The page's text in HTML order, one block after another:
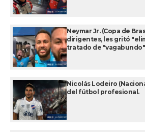
Neymar Jr. (Copa de
dirigentes, les gritó
tratado de
Nicolás Lodeiro
del fútbol profesional.